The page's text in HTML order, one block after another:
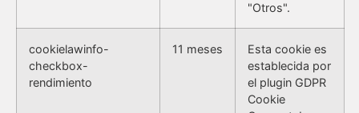
"Otros".
cookielawinfo-
checkbox-
rendimiento
11 meses
Esta cookie es
establecida por
el plugin GDPR
Cookie